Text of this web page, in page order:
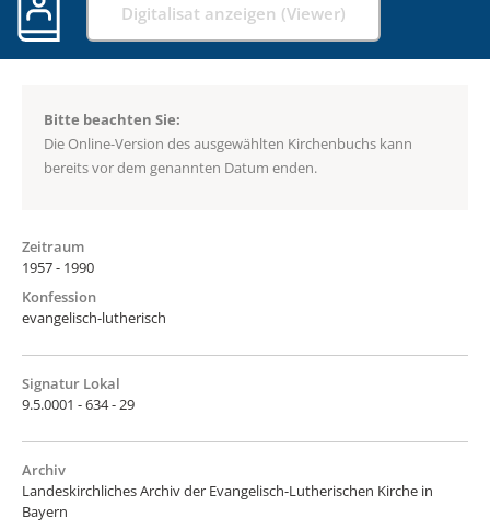
Digitalisat anzeigen (Viewer)
Bitte beachten Sie:
Die Online-Version des ausgewählten Kirchenbuchs kann
bereits vor dem genannten Datum enden.
Zeitraum
1957 - 1990
Konfession
evangelisch-lutherisch
Signatur Lokal
9.5.0001 - 634 - 29
Archiv
Landeskirchliches Archiv der Evangelisch-Lutherischen Kirche in
Bayern